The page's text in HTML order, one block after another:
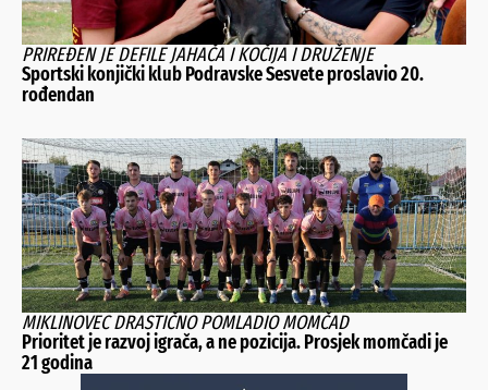
PRIREĐEN JE DEFILE JAHAČA I KOČIJA I DRUŽENJE
Sportski konjički klub Podravske Sesvete proslavio 20.
rođendan
MIKLINOVEC DRASTIČNO POMLADIO MOMČAD
Prioritet je razvoj igrača, a ne pozicija. Prosjek momčadi je
21 godina